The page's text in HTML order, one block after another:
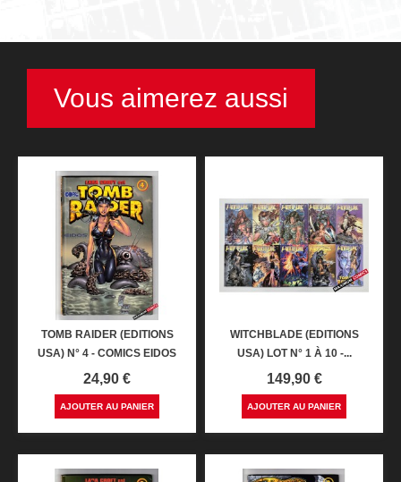
Vous aimerez aussi
TOMB RAIDER (EDITIONS
USA) N° 4 - COMICS EIDOS
Prix
24,90 €
AJOUTER AU PANIER
WITCHBLADE (EDITIONS
USA) LOT N° 1 À 10 -...
Prix
149,90 €
AJOUTER AU PANIER